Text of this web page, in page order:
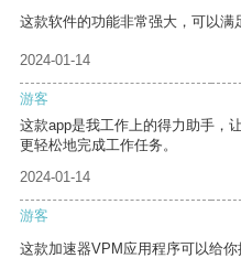
这款软件的功能非常强大，可以满
2024-01-14
游客
这款app是我工作上的得力助手，
更轻松地完成工作任务。
2024-01-14
游客
这款加速器VPM应用程序可以给你